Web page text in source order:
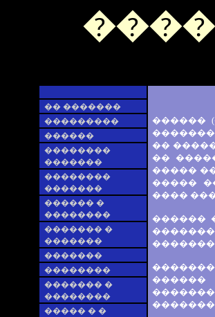
�� �������
���������
������
��������
�������
��������
�������
������ �
��������
������� �
�������
�������
��������
������� �
��������
����� � �
������
��
��
�����
�����
����
������